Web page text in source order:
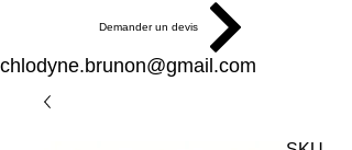
Demander un devis
chlodyne.brunon@gmail.com